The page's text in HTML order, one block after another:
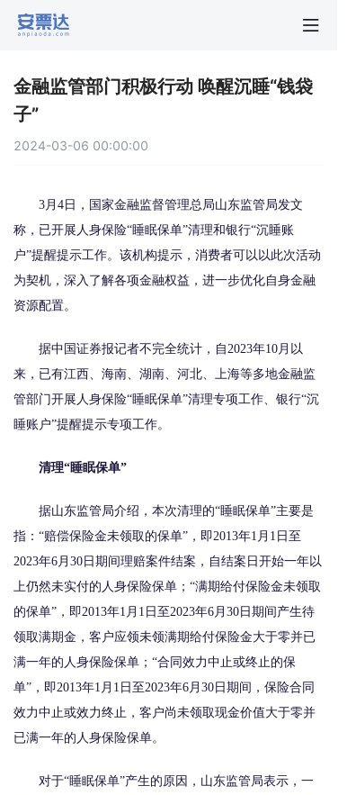
金融监管部门积极行动 唤醒沉睡“钱袋
子”
2024-03-06 00:00:00
3月4日，国家金融监督管理总局山东监管局发文
称，已开展人身保险“睡眠保单”清理和银行“沉睡账
户”提醒提示工作。该机构提示，消费者可以以此次活动
为契机，深入了解各项金融权益，进一步优化自身金融
资源配置。
据中国证券报记者不完全统计，自2023年10月以
来，已有江西、海南、湖南、河北、上海等多地金融监
管部门开展人身保险“睡眠保单”清理专项工作、银行“沉
睡账户”提醒提示专项工作。
清理“睡眠保单”
据山东监管局介绍，本次清理的“睡眠保单”主要是
指：“赔偿保险金未领取的保单”，即2013年1月1日至
2023年6月30日期间理赔案件结案，自结案日开始一年以
上仍然未实付的人身保险保单；“满期给付保险金未领取
的保单”，即2013年1月1日至2023年6月30日期间产生待
领取满期金，客户应领未领满期给付保险金大于零并已
满一年的人身保险保单；“合同效力中止或终止的保
单”，即2013年1月1日至2023年6月30日期间，保险合同
效力中止或效力终止，客户尚未领取现金价值大于零并
已满一年的人身保险保单。
对于“睡眠保单”产生的原因，山东监管局表示，一